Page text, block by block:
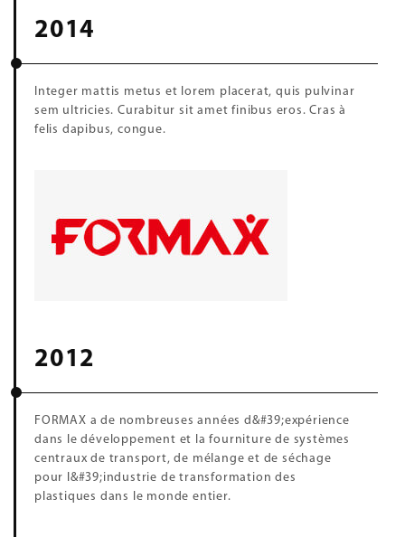
2014
Integer mattis metus et lorem placerat, quis pulvinar
sem ultricies. Curabitur sit amet finibus eros. Cras à
felis dapibus, congue.
2012
FORMAX a de nombreuses années d&#39;expérience
dans le développement et la fourniture de systèmes
centraux de transport, de mélange et de séchage
pour l&#39;industrie de transformation des
plastiques dans le monde entier.